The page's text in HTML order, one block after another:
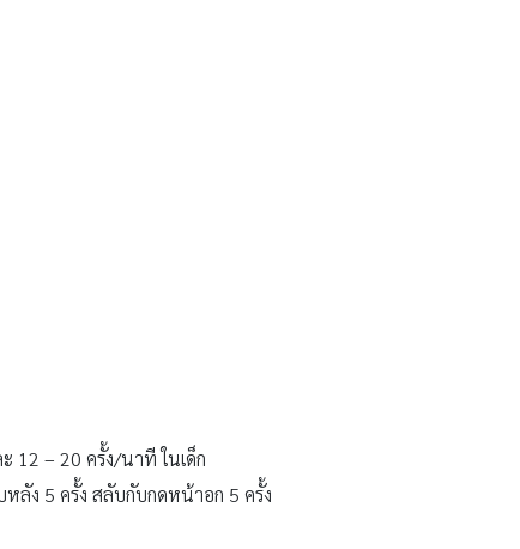
12 – 20 ครั้ง/นาที ในเด็ก
ลัง 5 ครั้ง สลับกับกดหน้าอก 5 ครั้ง